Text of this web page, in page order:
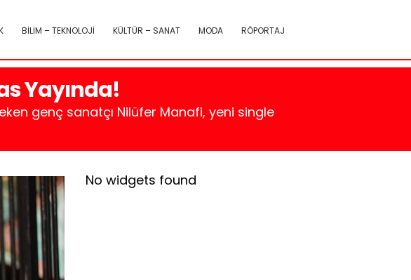
BİLİM – TEKNOLOJİ KÜLTÜR – SANAT MODA RÖPORTAJ
Yayında!
genç sanatçı Nilüfer Manafi, yeni single
No widgets found